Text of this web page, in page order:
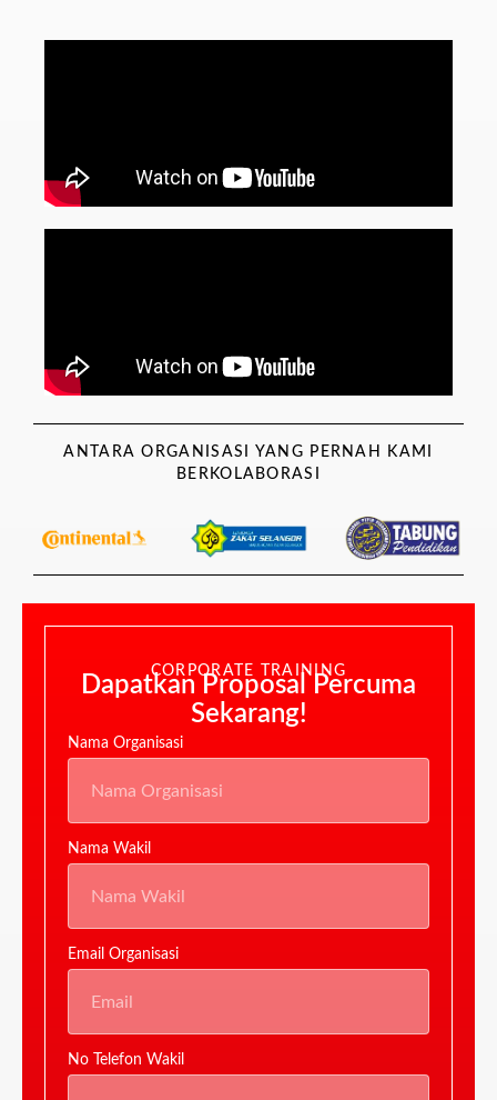
ANTARA ORGANISASI YANG PERNAH KAMI
BERKOLABORASI
CORPORATE TRAINING
Dapatkan Proposal Percuma
Sekarang!
Nama Organisasi
Nama Wakil
Email Organisasi
No Telefon Wakil